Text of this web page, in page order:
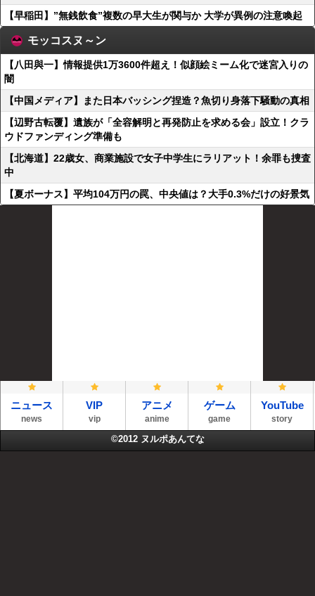
【早稲田】”無銭飲食”複数の早大生が関与か 大学が異例の注意喚起
モッコスヌ～ン
【八田與一】情報提供1万3600件超え！似顔絵ミーム化で迷宮入りの
闇
【中国メディア】また日本バッシング捏造？魚切り身落下騒動の真相
【辺野古転覆】遺族が「全容解明と再発防止を求める会」設立！クラ
ウドファンディング準備も
【北海道】22歳女、商業施設で女子中学生にラリアット！余罪も捜査
中
【夏ボーナス】平均104万円の罠、中央値は？大手0.3%だけの好景気
ニュース
news
VIP
vip
アニメ
anime
ゲーム
game
YouTube
story
©2012 ヌルポあんてな